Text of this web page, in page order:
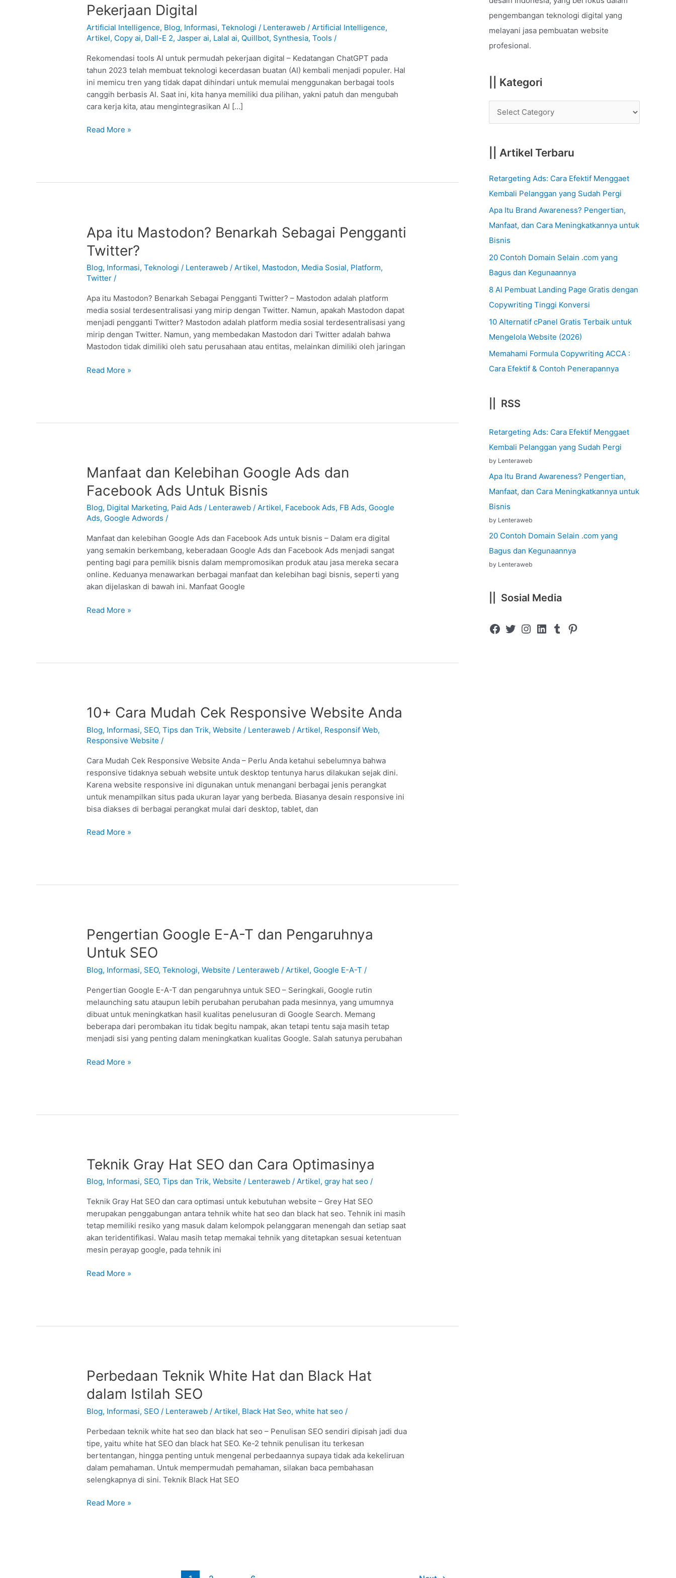
Pekerjaan Digital
Artificial Intelligence, Blog, Informasi,Teknologi / Lenteraweb/Artificial Intelligence,
Artikel, Copy ai, Dall-E 2,Jasper ai, Lalal ai, Quillbot, Synthesia,Tools /
Rekomendasi tools AI untuk permudah pekerjaan digital – Kedatangan ChatGPT pada
tahun 2023 telah membuat teknologi kecerdasan buatan (AI) kembali menjadi populer. Hal
ini memicu tren yang tidak dapat dihindari untuk memulai menggunakan berbagai tools
canggih berbasis AI. Saat ini, kita hanya memiliki dua pilihan, yakni patuh dan mengubah
cara kerja kita, atau mengintegrasikan AI […]
AI
untuk
Permudah
Digital
Read More »
Apa itu Mastodon? Benarkah Sebagai Pengganti
Twitter?
Blog, Informasi,Teknologi / Lenteraweb/Artikel, Mastodon, Media Sosial, Platform,
Twitter /
Apa itu Mastodon? Benarkah Sebagai Pengganti Twitter? – Mastodon adalah platform
media sosial terdesentralisasi yang mirip dengan Twitter. Namun, apakah Mastodon dapat
menjadi pengganti Twitter? Mastodon adalah platform media sosial terdesentralisasi yang
mirip dengan Twitter. Namun, yang membedakan Mastodon dari Twitter adalah bahwa
Mastodon tidak dimiliki oleh satu perusahaan atau entitas, melainkan dimiliki oleh jaringan
Apa
itu
Mastodon?
Benarkah
Sebagai
Twitter?
Read More »
Manfaat dan Kelebihan Google Ads dan
Facebook Ads Untuk Bisnis
Blog, Digital Marketing, Paid Ads / Lenteraweb/Artikel, Facebook Ads, FB Ads, Google
Ads, Google Adwords /
Manfaat dan kelebihan Google Ads dan Facebook Ads untuk bisnis – Dalam era digital
yang semakin berkembang, keberadaan Google Ads dan Facebook Ads menjadi sangat
penting bagi para pemilik bisnis dalam mempromosikan produk atau jasa mereka secara
online. Keduanya menawarkan berbagai manfaat dan kelebihan bagi bisnis, seperti yang
akan dijelaskan di bawah ini. Manfaat Google
Manfaat
dan
Kelebihan
Google
Ads
Facebook
Ads
Untuk
Bisnis
Read More »
10+ Cara Mudah Cek Responsive Website Anda
Blog, Informasi, SEO,Tips dan Trik,Website / Lenteraweb / Artikel, Responsif Web,
Responsive Website /
Cara Mudah Cek Responsive Website Anda – Perlu Anda ketahui sebelumnya bahwa
responsive tidaknya sebuah website untuk desktop tentunya harus dilakukan sejak dini.
Karena website responsive ini digunakan untuk menangani berbagai jenis perangkat
untuk menampilkan situs pada ukuran layar yang berbeda. Biasanya desain responsive ini
bisa diakses di berbagai perangkat mulai dari desktop, tablet, dan
10+
Cara
Mudah
Cek
Responsive
Website
Anda
Read More »
Pengertian Google E-A-T dan Pengaruhnya
Untuk SEO
Blog, Informasi, SEO,Teknologi,Website / Lenteraweb/Artikel, Google E-A-T /
Pengertian Google E-A-T dan pengaruhnya untuk SEO – Seringkali, Google rutin
melaunching satu ataupun lebih perubahan perubahan pada mesinnya, yang umumnya
dibuat untuk meningkatkan hasil kualitas penelusuran di Google Search. Memang
beberapa dari perombakan itu tidak begitu nampak, akan tetapi tentu saja masih tetap
menjadi sisi yang penting dalam meningkatkan kualitas Google. Salah satunya perubahan
Pengertian
Google
E-
A-
dan
Pengaruhnya
Untuk
SEO
Read More »
Teknik Gray Hat SEO dan Cara Optimasinya
Blog, Informasi, SEO,Tips dan Trik,Website / Lenteraweb/Artikel,gray hat seo /
Teknik Gray Hat SEO dan cara optimasi untuk kebutuhan website – Grey Hat SEO
merupakan penggabungan antara tehnik white hat seo dan black hat seo. Tehnik ini masih
tetap memiliki resiko yang masuk dalam kelompok pelanggaran menengah dan setiap saat
akan teridentifikasi. Walau masih tetap memakai tehnik yang ditetapkan sesuai ketentuan
mesin perayap google, pada tehnik ini
Teknik
Gray
Hat
SEO
Optimasinya
Read More »
Perbedaan Teknik White Hat dan Black Hat
dalam Istilah SEO
Blog, Informasi, SEO / Lenteraweb / Artikel, Black Hat Seo,white hat seo /
Perbedaan teknik white hat seo dan black hat seo – Penulisan SEO sendiri dipisah jadi dua
tipe, yaitu white hat SEO dan black hat SEO. Ke-2 tehnik penulisan itu terkesan
bertentangan, hingga penting untuk mengenal perbedaannya supaya tidak ada kekeliruan
dalam pemahaman. Untuk mempermudah pemahaman, silakan baca pembahasan
selengkapnya di sini. Teknik Black Hat SEO
Perbedaan
Teknik
White
Hat
Black
Hat
dalam
Istilah
SEO
Read More »
o
r
:
pengembangan teknologi digital yang
melayani jasa pembuatan website
profesional.
|| Kategori
|| Artikel Terbaru
Retargeting Ads: Cara Efektif Menggaet
Kembali Pelanggan yang Sudah Pergi
Apa Itu Brand Awareness? Pengertian,
Manfaat, dan Cara Meningkatkannya untuk
Bisnis
20 Contoh Domain Selain .com yang
Bagus dan Kegunaannya
8 AI Pembuat Landing Page Gratis dengan
Copywriting Tinggi Konversi
10 Alternatif cPanel Gratis Terbaik untuk
Mengelola Website (2026)
Memahami Formula Copywriting ACCA :
Cara Efektif & Contoh Penerapannya
|| RSS
Retargeting Ads: Cara Efektif Menggaet
Kembali Pelanggan yang Sudah Pergi
by Lenteraweb
Apa Itu Brand Awareness? Pengertian,
Manfaat, dan Cara Meningkatkannya untuk
Bisnis
by Lenteraweb
20 Contoh Domain Selain .com yang
Bagus dan Kegunaannya
by Lenteraweb
|| Sosial Media